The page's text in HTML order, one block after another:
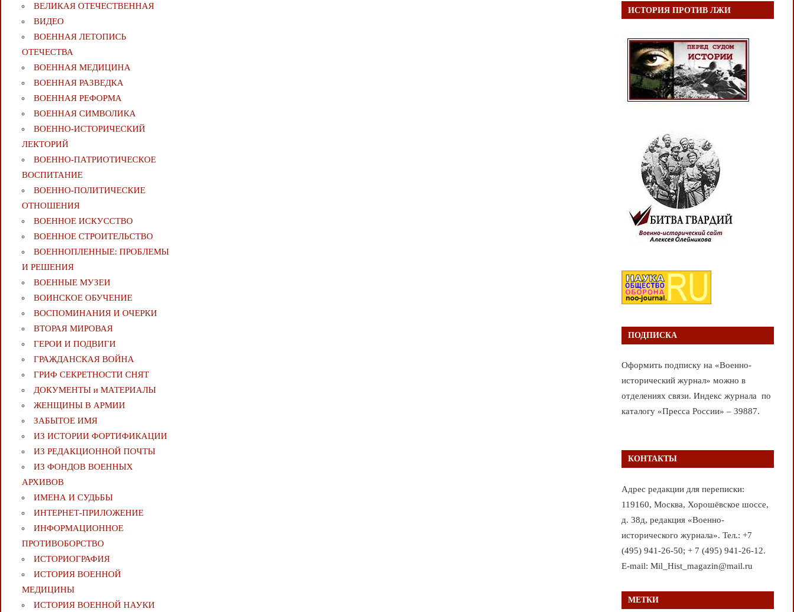
ВЕЛИКАЯ ОТЕЧЕСТВЕННАЯ
ВИДЕО
ВОЕННАЯ ЛЕТОПИСЬ
ОТЕЧЕСТВА
ВОЕННАЯ МЕДИЦИНА
ВОЕННАЯ РАЗВЕДКА
ВОЕННАЯ РЕФОРМА
ВОЕННАЯ СИМВОЛИКА
ВОЕННО-ИСТОРИЧЕСКИЙ
ЛЕКТОРИЙ
ВОЕННО-ПАТРИОТИЧЕСКОЕ
ВОСПИТАНИЕ
ВОЕННО-ПОЛИТИЧЕСКИE
ОТНОШЕНИЯ
ВОЕННОЕ ИСКУССТВО
ВОЕННОЕ СТРОИТЕЛЬСТВО
ВОЕННОПЛЕННЫЕ: ПРОБЛЕМЫ
И РЕШЕНИЯ
ВОЕННЫЕ МУЗЕИ
ВОИНСКОЕ ОБУЧЕНИЕ
ВОСПОМИНАНИЯ И ОЧЕРКИ
ВТОРАЯ МИРОВАЯ
ГЕРОИ И ПОДВИГИ
ГРАЖДАНСКАЯ ВОЙНА
ГРИФ СЕКРЕТНОСТИ СНЯТ
ДОКУМЕНТЫ и МАТЕРИАЛЫ
ЖЕНЩИНЫ В АРМИИ
ЗАБЫТОЕ ИМЯ
ИЗ ИСТОРИИ ФОРТИФИКАЦИИ
ИЗ РЕДАКЦИОННОЙ ПОЧТЫ
ИЗ ФОНДОВ ВОЕННЫХ
АРХИВОВ
ИМЕНА И СУДЬБЫ
ИНТЕРНЕТ-ПРИЛОЖЕНИЕ
ИНФОРМАЦИОННОЕ
ПРОТИВОБОРСТВО
ИСТОРИОГРАФИЯ
ИСТОРИЯ ВОЕННОЙ
МЕДИЦИНЫ
ИСТОРИЯ ВОЕННОЙ НАУКИ
ИСТОРИЯ ПРОТИВ ЛЖИ
ПОДПИСКА
Оформить подписку на «Военно-
исторический журнал» можно в
отделениях связи. Индекс журнала по
каталогу «Пресса России» – 39887.
КОНТАКТЫ
Адрес редакции для переписки:
119160, Москва, Хорошёвское шоссе,
д. 38д, редакция «Военно-
исторического журнала». Тел.: +7
(495) 941-26-50; + 7 (495) 941-26-12.
E-mail: Mil_Hist_magazin@mail.ru
МЕТКИ